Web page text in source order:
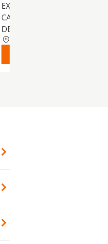
EXPORTACION,
CAPTURA Y
DE PESCADOS, MARIS